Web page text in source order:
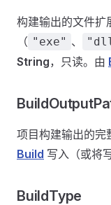
构建输出的文件扩
（ "exe" 、
String，只读。由
项目构建输出的
Build 写入（或将
BuildType